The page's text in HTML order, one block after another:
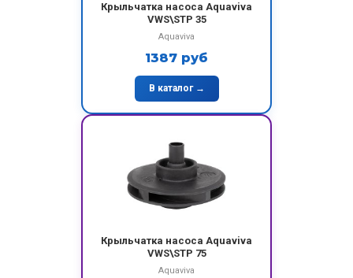
Крыльчатка насоса Aquaviva
VWS\STP 35
Aquaviva
1387 руб
В каталог →
Крыльчатка насоса Aquaviva
VWS\STP 75
Aquaviva